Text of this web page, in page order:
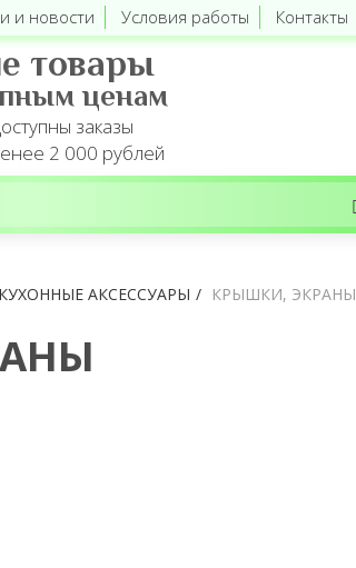
и новости Условия работы Контакты
товары
ценам
заказы
2 000 рублей
КУХОННЫЕ АКСЕССУАРЫ КРЫШКИ, ЭКРАНЫ